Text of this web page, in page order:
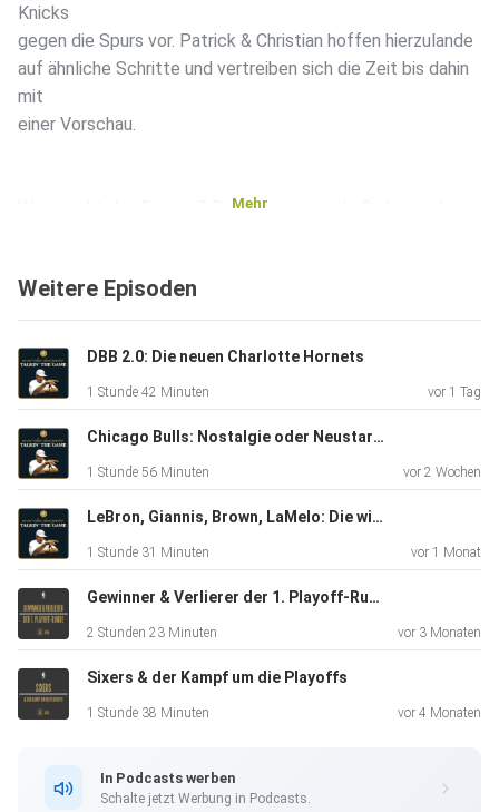
Knicks
gegen die Spurs vor. Patrick & Christian hoffen hierzulande
auf ähnliche Schritte und vertreiben sich die Zeit bis dahin
mit
einer Vorschau.
Wer macht das Rennen? Die herausragende Defense der
Archiv: Was
Mehr
Weitere Episoden
DBB 2.0: Die neuen Charlotte Hornets
1 Stunde 42 Minuten vor 1 Tag
Chicago Bulls: Nostalgie oder Neustart?
1 Stunde 56 Minuten vor 2 Wochen
LeBron, Giannis, Brown, LaMelo: Die wilde NBA-Offseason
1 Stunde 31 Minuten vor 1 Monat
Gewinner & Verlierer der 1. Playoff-Runde
2 Stunden 23 Minuten vor 3 Monaten
Sixers & der Kampf um die Playoffs
1 Stunde 38 Minuten vor 4 Monaten
In Podcasts werben
Schalte jetzt Werbung in Podcasts.